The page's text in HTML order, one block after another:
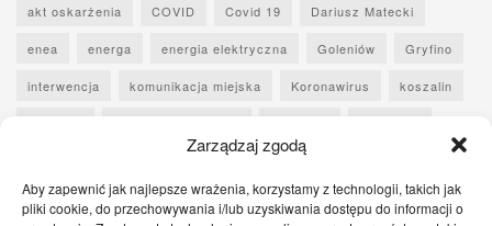
Zarządzaj zgodą
Aby zapewnić jak najlepsze wrażenia, korzystamy z technologii, takich jak
pliki cookie, do przechowywania i/lub uzyskiwania dostępu do informacji o
akt oskarżenia COVID Covid 19 Dariusz Matecki
enea energa energia elektryczna Goleniów Gryfino
interwencja komunikacja miejska Koronawirus koszalin
Pogoń Szczecin Police
Pomoc pomoc pokrzywdzonym Pomorze Zachodnie